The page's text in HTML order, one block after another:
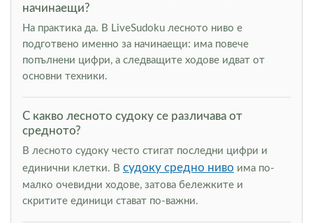
начинаещи?
На практика да. В LiveSudoku лесното ниво е
подготвено именно за начинаещи: има повече
попълнени цифри, а следващите ходове идват от
основни техники.
С какво лесното судоку се различава от
средното?
В лесното судоку често стигат последни цифри и
единични клетки. В судоку средно ниво има по-
малко очевидни ходове, затова бележките и
скритите единици стават по-важни.